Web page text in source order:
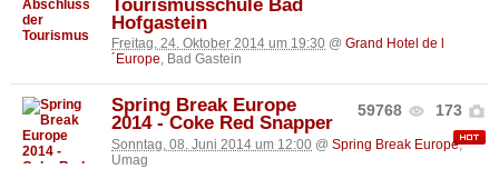
Tourismusschule Bad
Hofgastein
Freitag, 24. Oktober 2014 um 19:30 @ Grand Hotel de l
´Europe, Bad Gastein
59768 173
Spring Break Europe
2014 - Coke Red Snapper
Sonntag, 08. Juni 2014 um 12:00 @ Spring Break Europe,
Umag